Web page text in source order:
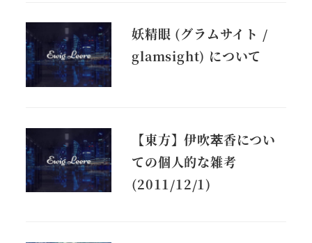
妖精眼 (グラムサイト /
glamsight) について
【東方】伊吹萃香につい
ての個人的な雑考
(2011/12/1)